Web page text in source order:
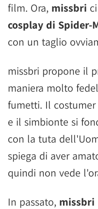
film. Ora, missbri
cosplay di Spider-
con un taglio
missbri propone il
maniera molto
fumetti. Il costumer
e il simbionte si
con la tuta
spiega di aver
quindi non vede
In passato, missbri